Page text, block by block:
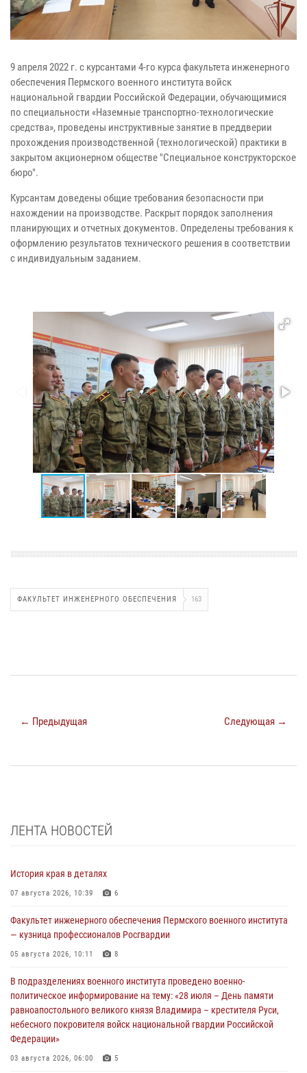
9 апреля 2022 г. с курсантами 4-го курса факультета инженерного
обеспечения Пермского военного института войск
национальной гвардии Российской Федерации, обучающимися
по специальности «Наземные транспортно-технологические
средства», проведены инструктивные занятие в преддверии
прохождения производственной (технологической) практики в
закрытом акционерном обществе "Специальное конструкторское
бюро".
Курсантам доведены общие требования безопасности при
нахождении на производстве. Раскрыт порядок заполнения
планирующих и отчетных документов. Определены требования к
оформлению результатов технического решения в соответствии
с индивидуальным заданием.
ФАКУЛЬТЕТ ИНЖЕНЕРНОГО ОБЕСПЕЧЕНИЯ 163
← Предыдущая Следующая →
ЛЕНТА НОВОСТЕЙ
История края в деталях
07 августа 2026, 10:39 6
Факультет инженерного обеспечения Пермского военного института
— кузница профессионалов Росгвардии
05 августа 2026, 10:11 8
В подразделениях военного института проведено военно-
политическое информирование на тему: «28 июля – День памяти
равноапостольного великого князя Владимира – крестителя Руси,
небесного покровителя войск национальной гвардии Российской
Федерации»
03 августа 2026, 06:00 5